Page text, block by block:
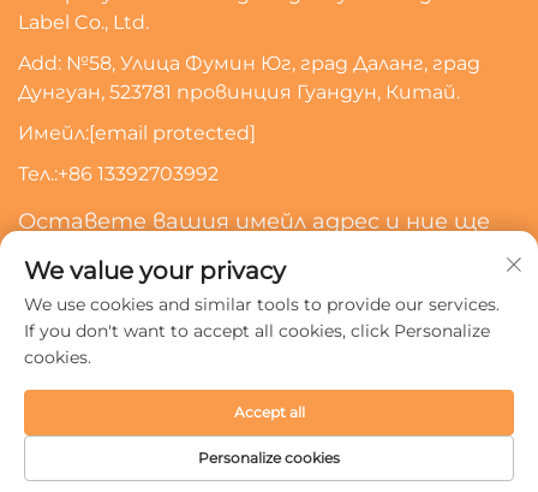
Label Co., Ltd.
Add: №58, Улица Фумин Юг, град Даланг, град
Дунгуан, 523781 провинция Гуандун, Китай.
Имейл:[email protected]
Тел.:+86 13392703992
Оставете вашия имейл адрес и ние ще
Абонирайте Се
Политика за поверителност
We value your privacy
We use cookies and similar tools to provide our services.
If you don't want to accept all cookies, click Personalize
cookies.
Personalize cookies
Accept all